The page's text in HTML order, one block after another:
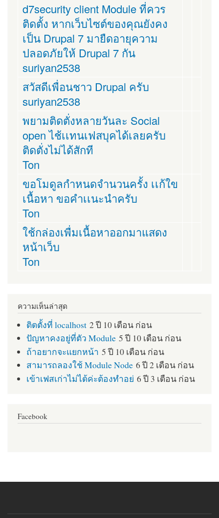
d7security client Module ที่ควร
ติดตั้ง หากเว็บไซต์ของคุณยังคง
เป็น Drupal 7 มายืดอายุความ
ปลอดภัยให้ Drupal 7 กัน
suriyan2538
สวัสดีเพื่อนชาว Drupal ครับ
suriyan2538
พยามติดตั่งหลายวันละ Social
open ไช้เเทนเฟสบุคได้เลยครับ
ติดตั่งไม่ได้สักที
Ton
ขอโมดูลกำหนดจำนวนครั้ง เเก้ใข
เนื้อหา ขอคำเเนะนำครับ
Ton
ใช้กล่องเพื่มเนื้อหาออกมาแสดง
หน้าเว็บ
Ton
ความเห็นล่าสุด
ติดตั้งที่ localhost 2 ปี 10 เดือน ก่อน
ปัญหาคงอยู่ที่ตัว Module 5 ปี 10 เดือน ก่อน
ถ้าอยากจะแยกหน้า 5 ปี 10 เดือน ก่อน
สามารถลองใช้ Module Node 6 ปี 2 เดือน ก่อน
เข้าเฟสเก่าไม่ได้ค่ะต้องทำอย่ 6 ปี 3 เดือน ก่อน
Facebook